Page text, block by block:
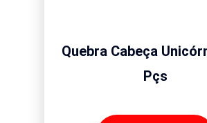
Quebra Cabeça
Pçs